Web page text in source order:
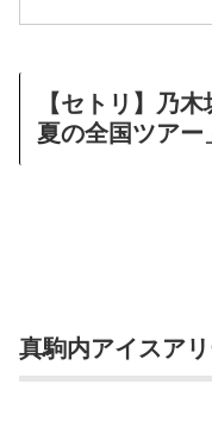
【セトリ】乃
夏の全国ツアー
真駒内アイスア